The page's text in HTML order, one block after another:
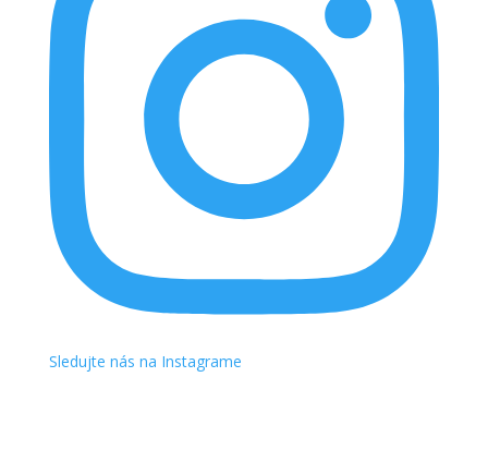
Sledujte nás na Instagrame